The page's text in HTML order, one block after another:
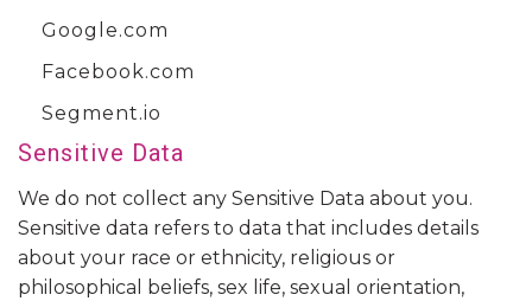
Google.com
Facebook.com
Segment.io
Sensitive Data
We do not collect any Sensitive Data about you.
Sensitive data refers to data that includes details
about your race or ethnicity, religious or
philosophical beliefs, sex life, sexual orientation,